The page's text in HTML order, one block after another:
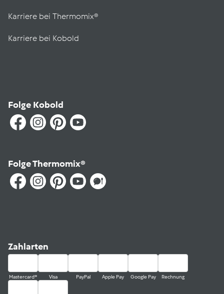
Karriere bei Thermomix®
Karriere bei Kobold
Folge Kobold
Folge Thermomix®
Zahlarten
Mastercard® Visa PayPal Apple Pay Google Pay Rechnung